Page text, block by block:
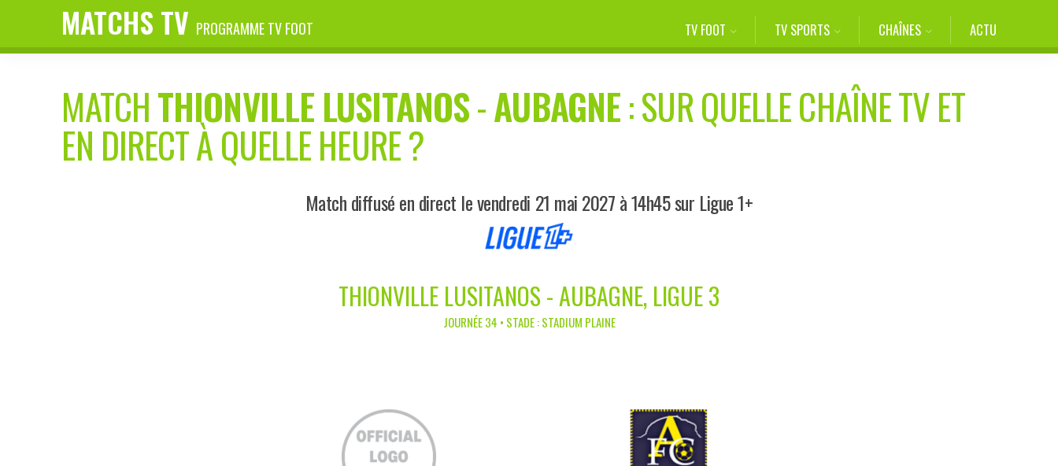
MATCHS TV PROGRAMME TV FOOT TV FOOT TV SPORTS CHAÎNES ACTU
MATCHTHIONVILLE LUSITANOS-AUBAGNE: SUR QUELLE CHAÎNE TV ET
EN DIRECT À QUELLE HEURE ?
Match diffusé en direct le vendredi 21 mai 2027 à 14h45 sur Ligue 1+
THIONVILLE LUSITANOS - AUBAGNE, LIGUE 3
JOURNÉE 34 • STADE : STADIUM PLAINE